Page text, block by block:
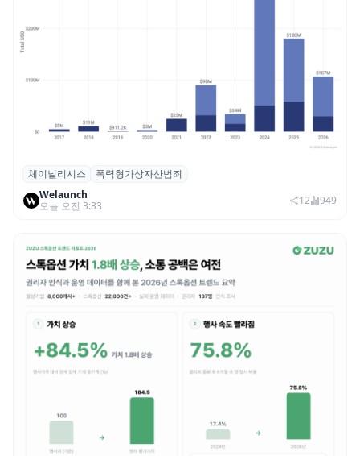
체이널리시스 “가상자산 보유자 대상 폭력
범죄 증가…상반기 탈취액 3000만 달러 돌파
체이널리시스
폭력형가상자산범죄
Welaunch
오늘 오전 3:33
12 949